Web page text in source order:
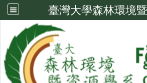
臺灣大學森林環境
系所成員